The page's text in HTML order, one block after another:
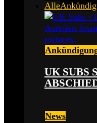
Alle
UK SUBS
News